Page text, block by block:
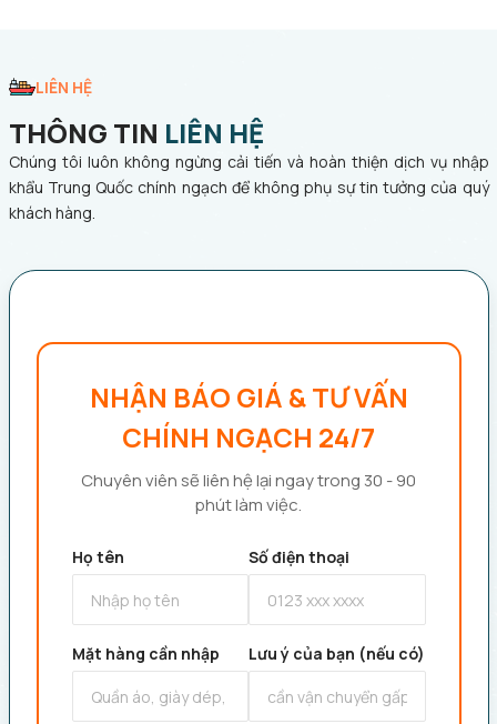
LIÊN HỆ
THÔNG TIN LIÊN HỆ
Chúng tôi luôn không ngừng cải tiến và hoàn thiện dịch vụ nhập
khẩu Trung Quốc chính ngạch để không phụ sự tin tưởng của quý
khách hàng.
NHẬN BÁO GIÁ & TƯ VẤN
CHÍNH NGẠCH 24/7
Chuyên viên sẽ liên hệ lại ngay trong 30 - 90
phút làm việc.
Họ tên Số điện thoại
Mặt hàng cần nhập Lưu ý của bạn (nếu có)